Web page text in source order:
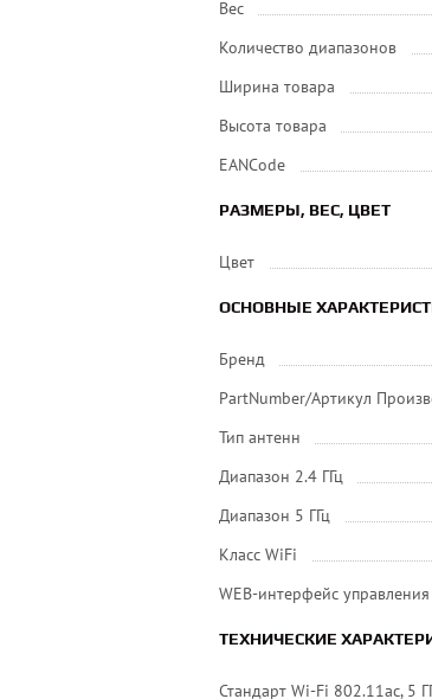
Вес
Количество диапазонов
Ширина товара
Высота товара
EANCode
РАЗМЕРЫ, ВЕС, ЦВЕТ
Цвет
ОСНОВНЫЕ
Бренд
PartNumber/Артикул
Тип антенн
Диапазон 2.4 ГГц
Диапазон 5 ГГц
Класс WiFi
WEB-интерфейс управления
ТЕХНИЧЕСКИЕ
Стандарт Wi-Fi 802.11ac, 5